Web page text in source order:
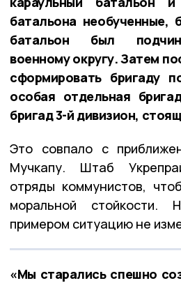
батальона необученные,
батальон был
военному округу. Затем
сформировать бригаду
особая отдельная
бригад 3-й дивизион,
Это совпало с
Мучкапу. Штаб
отряды коммунистов,
моральной
примером ситуацию не
«Мы старались спешно